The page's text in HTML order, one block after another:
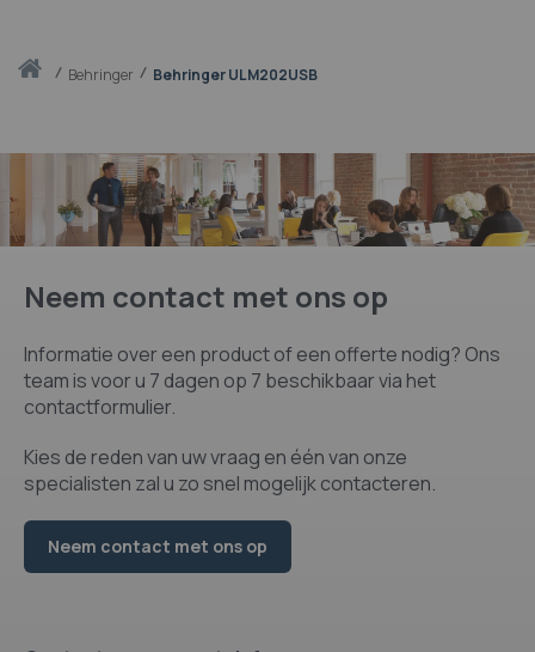
Thuisbehringer Behringer ULM202USB
Neem contact met ons op
Informatie over een product of een offerte nodig? Ons
team is voor u 7 dagen op 7 beschikbaar via het
contactformulier.
Kies de reden van uw vraag en één van onze
specialisten zal u zo snel mogelijk contacteren.
Neem contact met ons op